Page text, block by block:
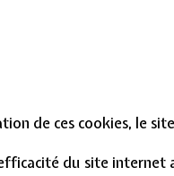
de ces cookies, le
du site internet